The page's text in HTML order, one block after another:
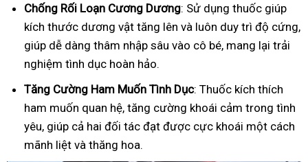
Chống Rối Loạn Cương Dương: Sử dụng thuốc giúp
kích thước dương vật tăng lên và luôn duy trì độ cứng,
giúp dễ dàng thâm nhập sâu vào cô bé, mang lại trải
nghiệm tình dục hoàn hảo.
Tăng Cường Ham Muốn Tình Dục: Thuốc kích thích
ham muốn quan hệ, tăng cường khoái cảm trong tình
yêu, giúp cả hai đối tác đạt được cực khoái một cách
mãnh liệt và thăng hoa.